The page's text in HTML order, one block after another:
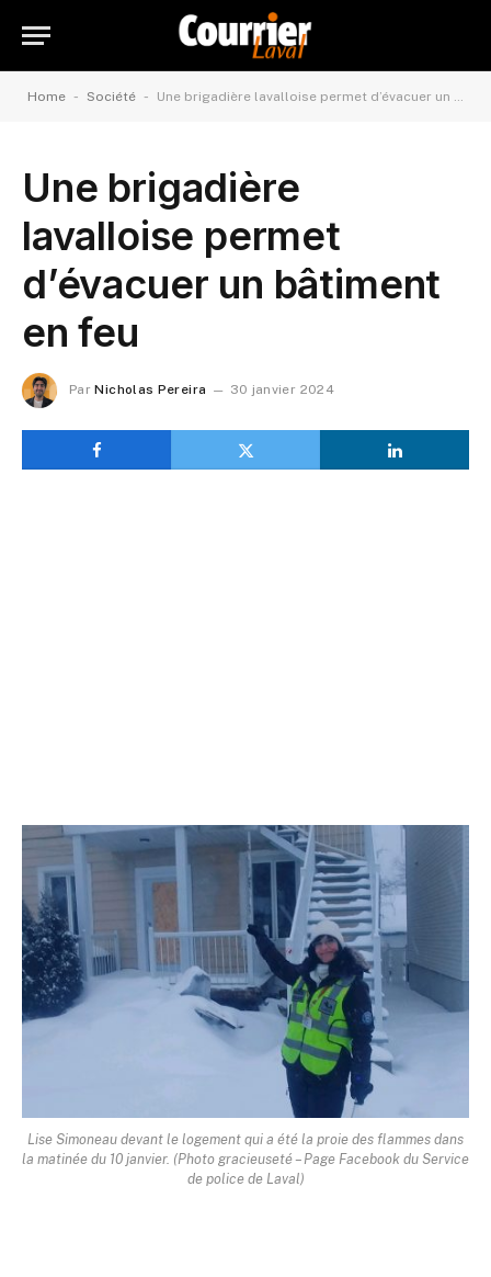
Home - Société - Une brigadière lavalloise permet d’évacuer un bâtiment en feu
Une brigadière
lavalloise permet
d’évacuer un bâtiment
en feu
Par Nicholas Pereira 30 janvier 2024
Lise Simoneau devant le logement qui a été la proie des flammes dans
la matinée du 10 janvier. (Photo gracieuseté – Page Facebook du Service
de police de Laval)